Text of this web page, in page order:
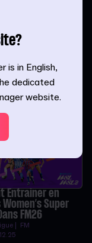
idées de
pour Football
26
| FM
Entraîner en
Super
FM26
| FM
is in English,
dedicated
website.